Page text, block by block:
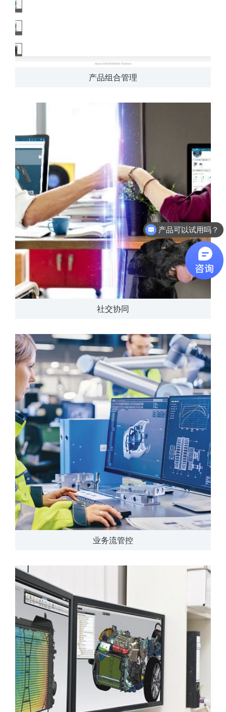
产品组合管理
社交协同
业务流管控
软件有折扣吗？